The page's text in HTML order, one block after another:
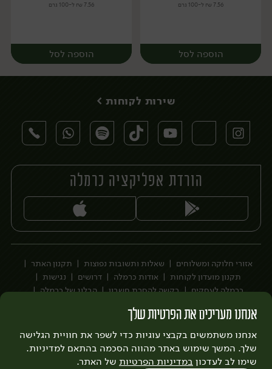
7.56 ₪ ל-100 גרם
הוספה לסל
יח׳
7.56 ₪ ל-100 גרם
הוספה לסל
יח׳
אנחנו מעריכים את הפרטיות שלך
אנחנו משתמשים בקבצי עוגיות כדי לשפר את חוויית הגלישה
שלך. המשך שימוש באתר מהווה הסכמה בהתאם למדיניות.
שימו לב לעדכון במדיניות הפרטיות של האתר.
שירות לקוחות >
הורדת אפליקציה כרמלה
אזורי חלוקה ומשלוחים שאלות ותשובות נפוצות
תקנון האתר
תקנון מועדון לקוחות
אודות כרמלה דרושים
נגישות
כרמלה לעסקים
בקשה להסרת חשבון
הבלוג של כרמלה
עיצוב:3bearsפיתוח:Quatro